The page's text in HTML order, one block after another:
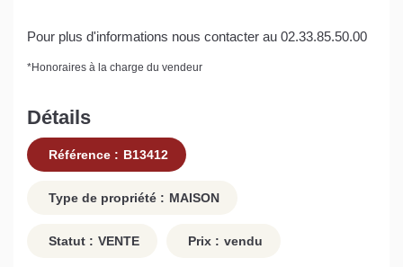
Pour plus d'informations nous contacter au 02.33.85.50.00
*Honoraires à la charge du vendeur
Détails
Référence : B13412
Type de propriété : MAISON
Statut : VENTE Prix : vendu